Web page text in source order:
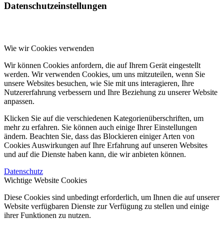
Datenschutzeinstellungen
Wie wir Cookies verwenden
Wir können Cookies anfordern, die auf Ihrem Gerät eingestellt
werden. Wir verwenden Cookies, um uns mitzuteilen, wenn Sie
unsere Websites besuchen, wie Sie mit uns interagieren, Ihre
Nutzererfahrung verbessern und Ihre Beziehung zu unserer Website
anpassen.
Klicken Sie auf die verschiedenen Kategorienüberschriften, um
mehr zu erfahren. Sie können auch einige Ihrer Einstellungen
ändern. Beachten Sie, dass das Blockieren einiger Arten von
Cookies Auswirkungen auf Ihre Erfahrung auf unseren Websites
und auf die Dienste haben kann, die wir anbieten können.
Datenschutz
Wichtige Website Cookies
Diese Cookies sind unbedingt erforderlich, um Ihnen die auf unserer
Website verfügbaren Dienste zur Verfügung zu stellen und einige
ihrer Funktionen zu nutzen.